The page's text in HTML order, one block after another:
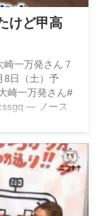
けど甲高
崎一万発さん７
8日（土）予
崎一万発さん#
— ノース